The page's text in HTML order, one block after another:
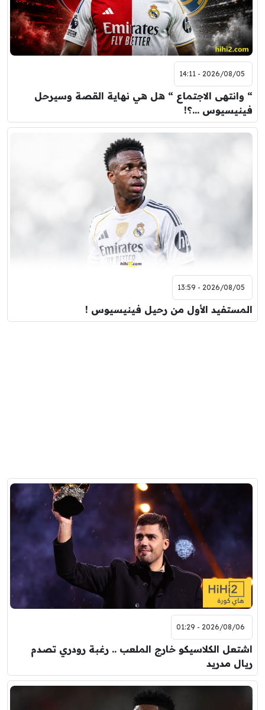
2026/08/05 - 14:11
“ وانتهى الاجتماع “ هل هي نهاية القصة وسيرحل
فينيسيوس …؟!
2026/08/05 - 13:59
المستفيد الأول من رحيل فينيسيوس !
2026/08/06 - 01:29
اشتعل الكلاسيكو خارج الملعب .. رغبة رودري تصدم
ريال مدريد